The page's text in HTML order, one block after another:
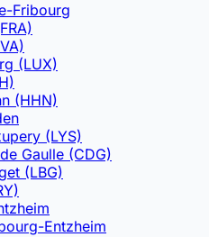
Fribourg
(LUX)
(HHN)
(LYS)
Gaulle (CDG)
(LBG)
Entzheim